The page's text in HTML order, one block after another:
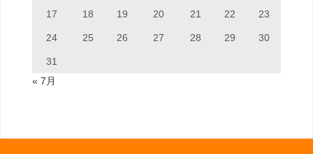
17 18 19 20 21 22 23
24 25 26 27 28 29 30
31
« 7月